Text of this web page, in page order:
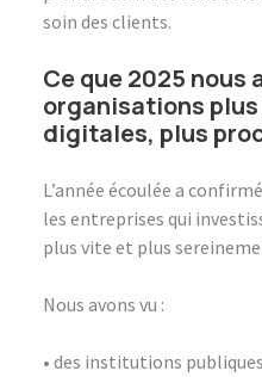
soin des clients.
Ce que 2025 nous
organisations
digitales, plus
L’année écoulée a
les entreprises qui
plus vite et plus
Nous avons vu :
• des institutions